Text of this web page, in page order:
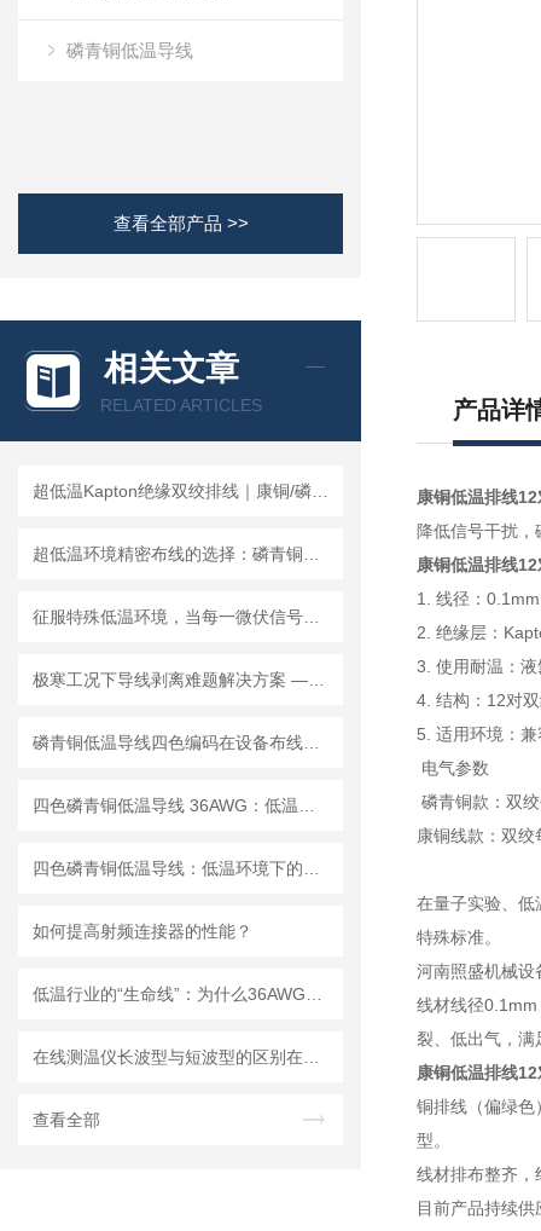
磷青铜低温导线
查看全部产品 >>
相关文章
RELATED ARTICLES
如何提高射频连接器的性能？
查看全部
产品详
康铜低温排线
降低信号干扰
康铜低温排线
1. 线径：0.1mm
2. 绝缘层：
3. 使用耐温：
4. 结构：12对
5. 适用环境：兼
电气参数
磷青铜款：双
康铜线款：双
在量子实验、低
特殊标准。
河南照盛机械设
线材线径
裂、低出气，
康铜低温排线
铜排线（偏绿
型。
线材排布整齐，
目前产品持续